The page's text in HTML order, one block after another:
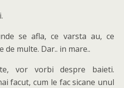
se afla, ce varsta au, ce
de multe. Dar.. in mare..
vor vorbi despre baieti.
facut, cum le fac sicane unul